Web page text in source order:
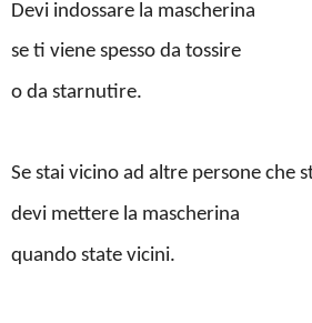
Devi indossare la mascherina
se ti viene spesso da tossire
o da starnutire.
Se stai vicino ad altre persone che
devi mettere la mascherina
quando state vicini.